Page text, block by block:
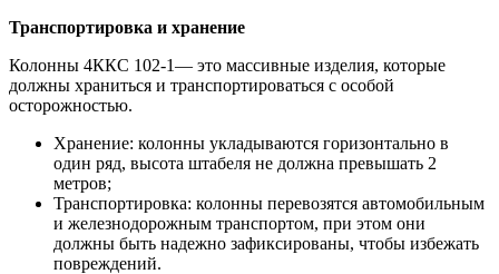
Транспортировка и хранение
Колонны 4ККС 102-1— это массивные изделия, которые
должны храниться и транспортироваться с особой
осторожностью.
Хранение: колонны укладываются горизонтально в
один ряд, высота штабеля не должна превышать 2
метров;
Транспортировка: колонны перевозятся автомобильным
и железнодорожным транспортом, при этом они
должны быть надежно зафиксированы, чтобы избежать
повреждений.